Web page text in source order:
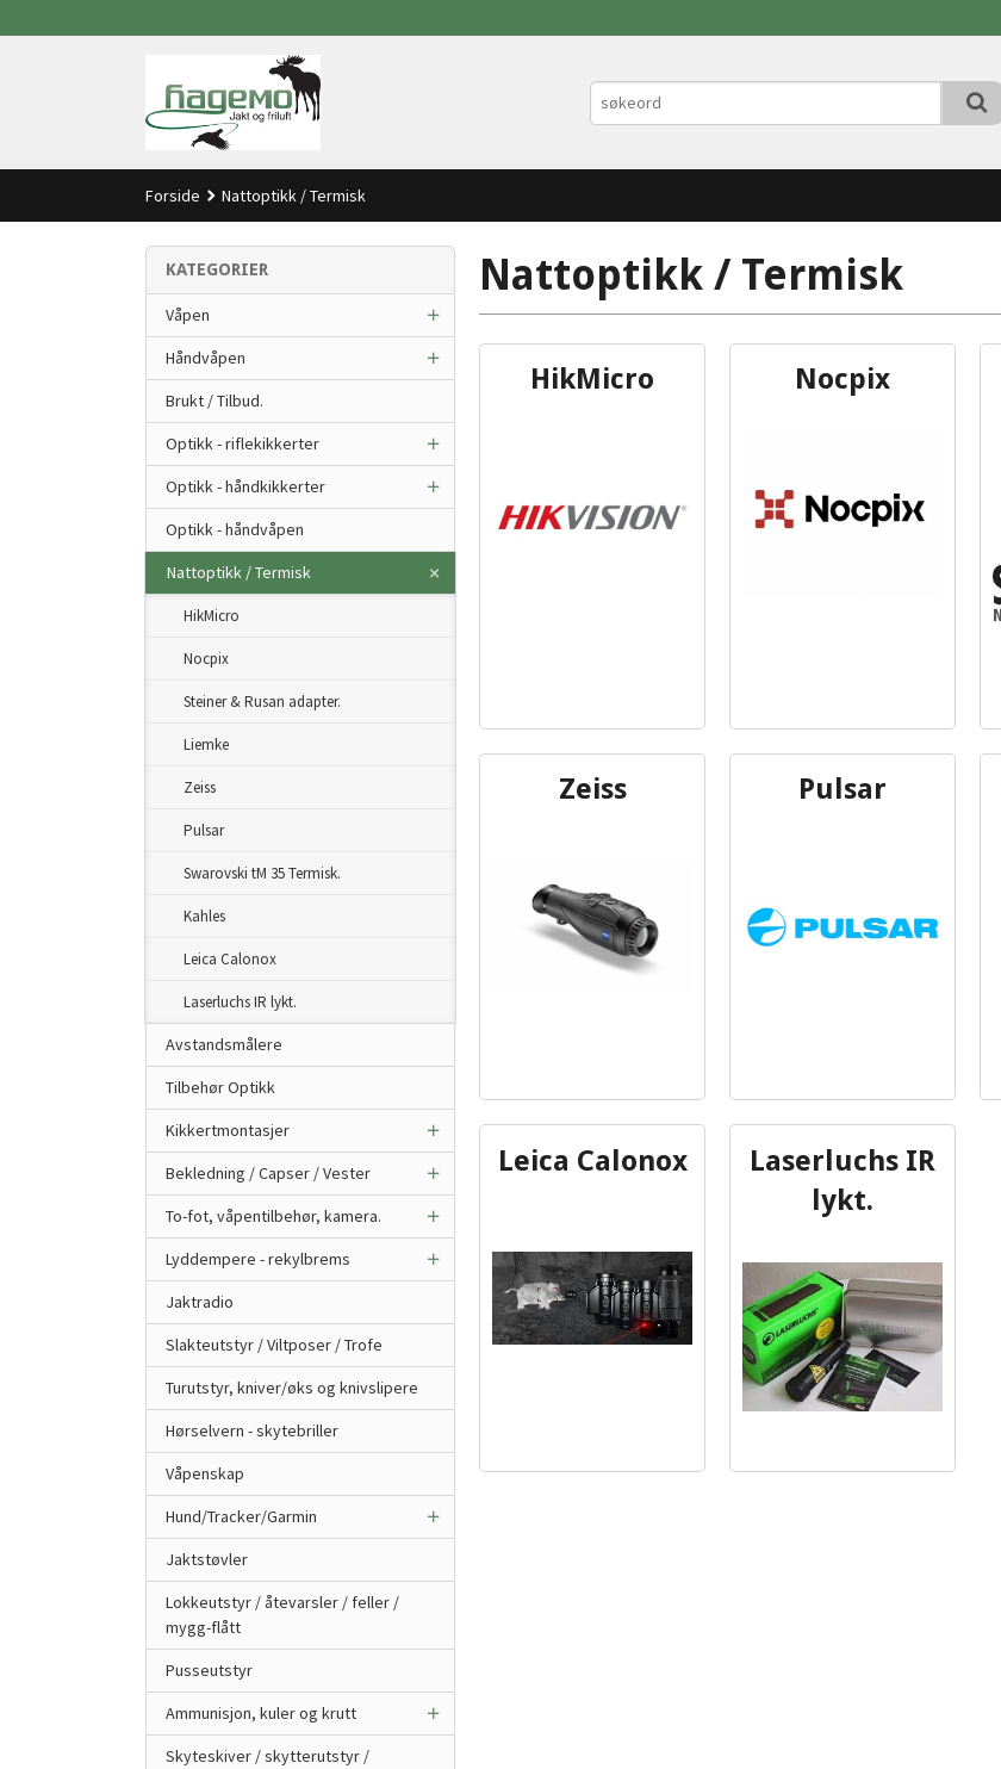
til
Forside Nattoptikk / Termisk
Nattoptikk / Termisk
HikMicro Nocpix
Zeiss Pulsar
Leica Calonox
Laserluchs IR
lykt.
KATEGORIER
Våpen
Håndvåpen
Brukt / Tilbud.
Optikk - riflekikkerter
Optikk - håndkikkerter
Optikk - håndvåpen
Nattoptikk / Termisk
HikMicro
Nocpix
Steiner & Rusan adapter.
Liemke
Zeiss
Pulsar
Swarovski tM 35 Termisk.
Kahles
Leica Calonox
Laserluchs IR lykt.
Avstandsmålere
Tilbehør Optikk
Kikkertmontasjer
Bekledning / Capser / Vester
To-fot, våpentilbehør, kamera.
Lyddempere - rekylbrems
Jaktradio
Slakteutstyr / Viltposer / Trofe
Turutstyr, kniver/øks og knivslipere
Hørselvern - skytebriller
Våpenskap
Hund/Tracker/Garmin
Jaktstøvler
Lokkeutstyr / åtevarsler / feller /
mygg-flått
Pusseutstyr
Ammunisjon, kuler og krutt
Skyteskiver / skytterutstyr /